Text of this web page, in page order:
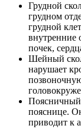
Грудной
грудном
грудной
внутренние
почек,
Шейный
нарушает
Поясничный
пояснице.
приводит к